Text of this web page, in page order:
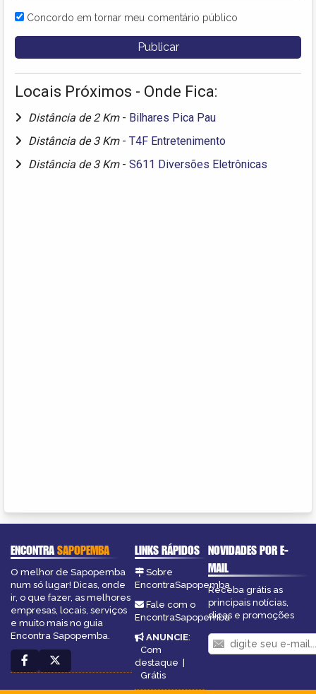
Concordo em tornar meu comentário público
Locais Próximos - Onde Fica:
Distância de 2 Km - Bilhares Pica Pau
Distância de 3 Km - T4F Entretenimento
Distância de 3 Km - S611 Diversões Eletrônicas
ENCONTRASAPOPEMBA
O melhor de Sapopemba
num só lugar! Dicas, onde
ir, o que fazer, as melhores
empresas, locais, serviços
e muito mais no guia
Encontra Sapopemba.
LINKS RÁPIDOS
Sobre
EncontraSapopemba
Fale com o
EncontraSapopemba
ANUNCIE:
Com
destaque |
Grátis
NOVIDADES POR E-
MAIL
Receba grátis as
principais notícias,
dicas e promoções